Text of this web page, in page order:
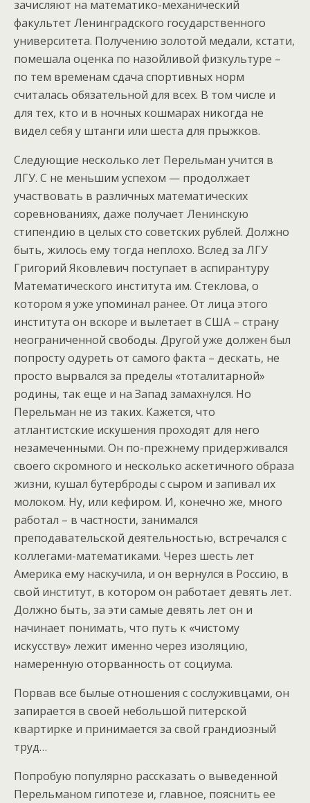
зачисляют на математико-механический
факультет Ленинградского государственного
университета. Получению золотой медали, кстати,
помешала оценка по назойливой физкультуре –
по тем временам сдача спортивных норм
считалась обязательной для всех. В том числе и
для тех, кто и в ночных кошмарах никогда не
видел себя у штанги или шеста для прыжков.
Следующие несколько лет Перельман учится в
ЛГУ. С не меньшим успехом — продолжает
участвовать в различных математических
соревнованиях, даже получает Ленинскую
стипендию в целых сто советских рублей. Должно
быть, жилось ему тогда неплохо. Вслед за ЛГУ
Григорий Яковлевич поступает в аспирантуру
Математического института им. Стеклова, о
котором я уже упоминал ранее. От лица этого
института он вскоре и вылетает в США – страну
неограниченной свободы. Другой уже должен был
попросту одуреть от самого факта – дескать, не
просто вырвался за пределы «тоталитарной»
родины, так еще и на Запад замахнулся. Но
Перельман не из таких. Кажется, что
атлантистские искушения проходят для него
незамеченными. Он по-прежнему придерживался
своего скромного и несколько аскетичного образа
жизни, кушал бутерброды с сыром и запивал их
молоком. Ну, или кефиром. И, конечно же, много
работал – в частности, занимался
преподавательской деятельностью, встречался с
коллегами-математиками. Через шесть лет
Америка ему наскучила, и он вернулся в Россию, в
свой институт, в котором он работает девять лет.
Должно быть, за эти самые девять лет он и
начинает понимать, что путь к «чистому
искусству» лежит именно через изоляцию,
намеренную оторванность от социума.
Порвав все былые отношения с сослуживцами, он
запирается в своей небольшой питерской
квартирке и принимается за свой грандиозный
труд…
Попробую популярно рассказать о выведенной
Перельманом гипотезе и, главное, пояснить ее